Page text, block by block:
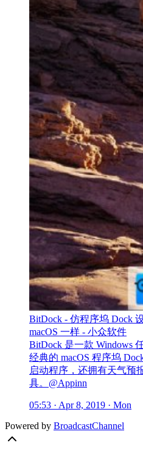
BitDock - 仿程序坞 Dock
macOS 一样 - 小众软件
BitDock 是一款 Windows
经典的 macOS 程序坞
启动程序，还拥有天气预
具。@Appinn
05:53 · Apr 8, 2019 · Mon
Powered by BroadcastChannel